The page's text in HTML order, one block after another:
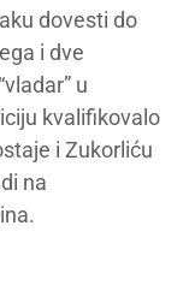
dovesti do
i dve
u
kvalifikovalo
i Zukorliću
na